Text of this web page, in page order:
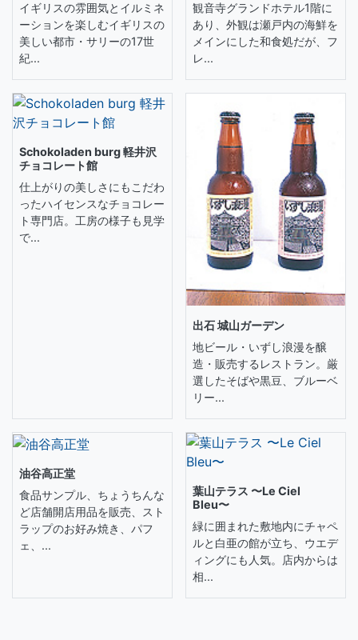
イギリスの雰囲気とイルミネ
ーションを楽しむイギリスの
美しい都市・サリーの17世
紀...
観音寺グランドホテル1階に
あり、外観は瀬戸内の海鮮を
メインにした和食処だが、フ
レ...
Schokoladen burg 軽井沢
チョコレート館
仕上がりの美しさにもこだわ
ったハイセンスなチョコレー
ト専門店。工房の様子も見学
で...
出石 城山ガーデン
地ビール・いずし浪漫を醸
造・販売するレストラン。厳
選したそばや黒豆、ブルーベ
リー...
油谷高正堂
食品サンプル、ちょうちんな
ど店舗開店用品を販売、スト
ラップのお好み焼き、パフ
ェ、...
葉山テラス 〜Le Ciel
Bleu〜
緑に囲まれた敷地内にチャペ
ルと白亜の館が立ち、ウエデ
ィングにも人気。店内からは
相...